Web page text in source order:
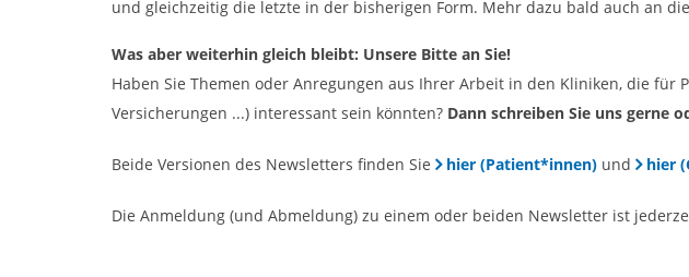
und gleichzeitig die letzte in der bisherigen Form. Mehr dazu bald auch an
Was aber weiterhin gleich bleibt: Unsere Bitte an Sie!
Haben Sie Themen oder Anregungen aus Ihrer Arbeit in den Kliniken, die
Versicherungen ...) interessant sein könnten? Dann schreiben Sie uns gerne
Beide Versionen des Newsletters finden Sie hier (Patient*innen) und hier
Die Anmeldung (und Abmeldung) zu einem oder beiden Newsletter ist